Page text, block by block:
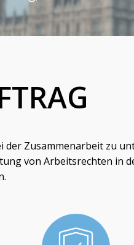
der Zusammenarbeit zu
von Arbeitsrechten in